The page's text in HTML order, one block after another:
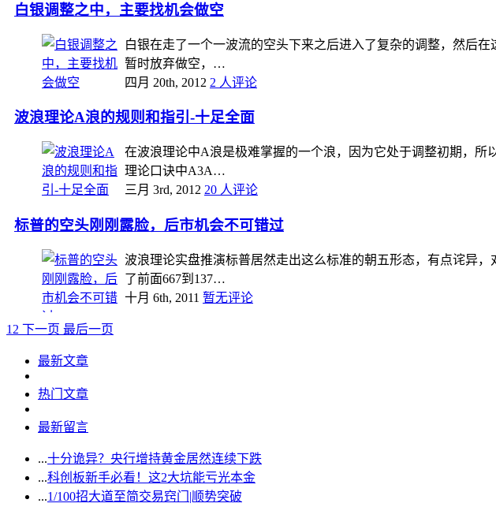
白银调整之中，主要找机会做空
白银在走了一个一波流的空头下来之后进入了复杂的调整，然后
暂时放弃做空，…
四月 20th, 2012 2 人评论
波浪理论A浪的规则和指引-十足全面
在波浪理论中A浪是极难掌握的一个浪，因为它处于调整初期，
理论口诀中A3A…
三月 3rd, 2012 20 人评论
标普的空头刚刚露脸，后市机会不可错过
波浪理论实盘推演标普居然走出这么标准的朝五形态，有点诧异
了前面667到137…
十月 6th, 2011 暂无评论
1 2 下一页 最后一页
最新文章
热门文章
最新留言
...十分诡异？央行增持黄金居然连续下跌
...科创板新手必看！这2大坑能亏光本金
...1/100招大道至简交易窍门|顺势突破